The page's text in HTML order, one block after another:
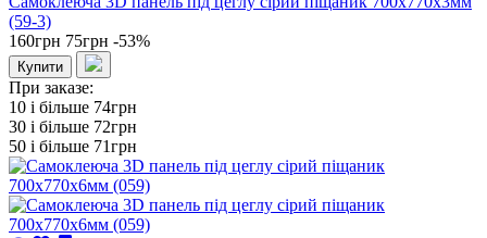
(59-3)
160грн 75грн -53%
Купити
При заказе:
10 i більше 74грн
30 i більше 72грн
50 i більше 71грн